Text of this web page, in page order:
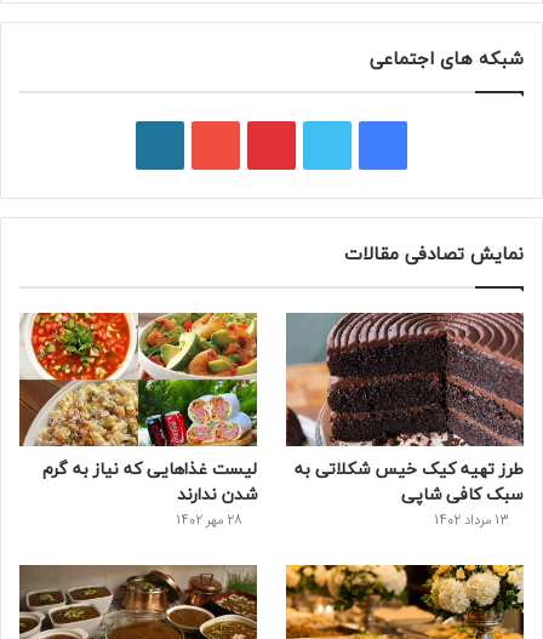
شبکه های اجتماعی
ی
س
ب
و
ک
و
ی
ر
ی
ت
ر
ی
س
ت
و
ی
و
ب
ر
پ
ر
س
نمایش تصادفی مقالات
طرز تهیه کیک خیس شکلاتی به
سبک کافی شاپی
13 مرداد 1402
لیست غذاهایی که نیاز به گرم
شدن ندارند
28 مهر 1402